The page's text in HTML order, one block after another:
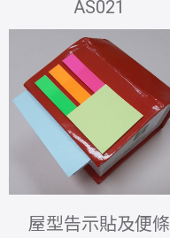
AS021
屋型告示貼及便條